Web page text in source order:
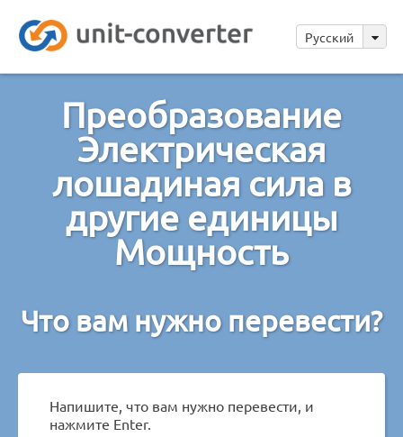
Русский
Преобразование
Электрическая
лошадиная сила в
другие единицы
Мощность
Что вам нужно перевести?
Напишите, что вам нужно перевести, и
нажмите Enter.